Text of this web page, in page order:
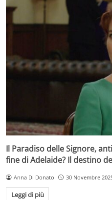
Il Paradiso delle Signore,
fine di Adelaide? Il destino
Anna Di Donato 30 Novembre
Leggi di più